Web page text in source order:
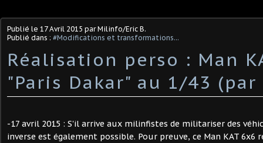
Publié le 17 Avril 2015 par Milinfo/Eric B.
Publié dans : #Modifications et transformations...
Réalisation perso : Man
"Paris Dakar" au 1/43 (par
-17 avril 2015 : S'il arrive aux milinfistes de militariser des
inverse est également possible. Pour preuve, ce Man KAT 6x6